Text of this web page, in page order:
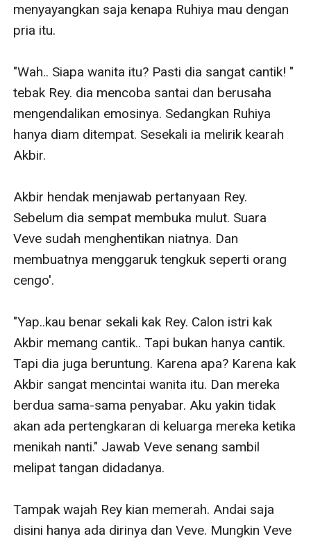
menyayangkan saja kenapa Ruhiya mau dengan
pria itu.
"Wah.. Siapa wanita itu? Pasti dia sangat cantik! "
tebak Rey. dia mencoba santai dan berusaha
mengendalikan emosinya. Sedangkan Ruhiya
hanya diam ditempat. Sesekali ia melirik kearah
Akbir.
Akbir hendak menjawab pertanyaan Rey.
Sebelum dia sempat membuka mulut. Suara
Veve sudah menghentikan niatnya. Dan
membuatnya menggaruk tengkuk seperti orang
cengo'.
"Yap..kau benar sekali kak Rey. Calon istri kak
Akbir memang cantik.. Tapi bukan hanya cantik.
Tapi dia juga beruntung. Karena apa? Karena kak
Akbir sangat mencintai wanita itu. Dan mereka
berdua sama-sama penyabar. Aku yakin tidak
akan ada pertengkaran di keluarga mereka ketika
menikah nanti." Jawab Veve senang sambil
melipat tangan didadanya.
Tampak wajah Rey kian memerah. Andai saja
disini hanya ada dirinya dan Veve. Mungkin Veve